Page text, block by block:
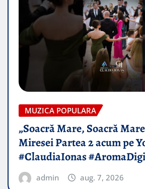
MUZICA POPULARA
„Soacră Mare, Soacră
Miresei Partea 2 acum pe
#ClaudiaIonas
admin aug. 7, 2026